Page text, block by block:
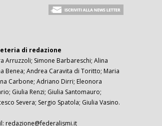
di redazione
Arruzzoli; Simone Barbareschi; Alina
Benea; Andrea Caravita di Toritto; Maria
Carbone; Adriano Dirri; Eleonora
Giulia Renzi; Giulia Santomauro;
Severa; Sergio Spatola; Giulia Vasino.
redazione@federalismi.it